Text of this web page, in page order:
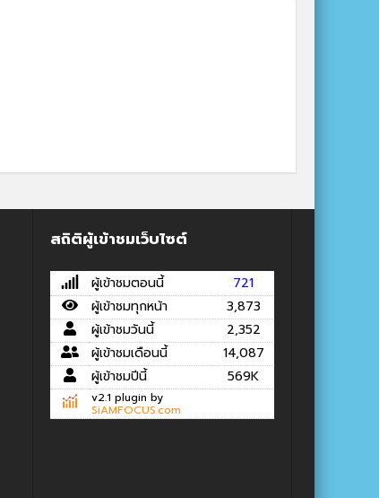
สถิติผู้เข้าชมเว็บไซต์
ผู้เข้าชมตอนนี้
721
ผู้เข้าชมทุกหน้า
3,873
ผู้เข้าชมวันนี้
2,352
ผู้เข้าชมเดือนนี้
14,087
ผู้เข้าชมปีนี้
569K
v2.1 plugin by
SiAMFOCUS.com